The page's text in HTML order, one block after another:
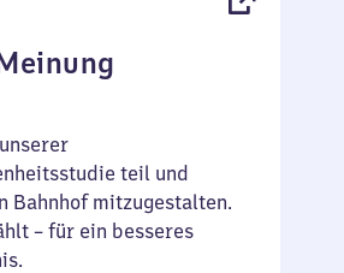
teil und
Bahnhof mitzugestalten.
– für ein besseres